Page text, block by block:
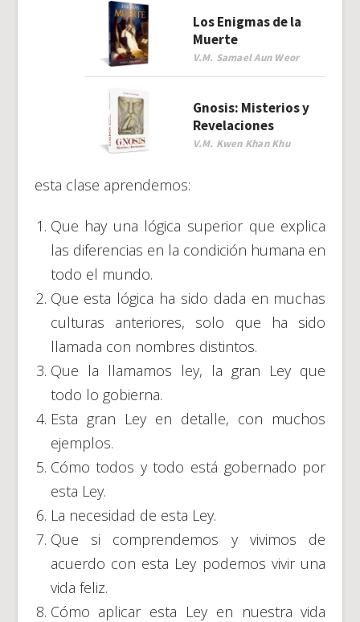
Los Enigmas de la
Muerte
V.M. Samael Aun Weor
Gnosis: Misterios y
Revelaciones
V.M. Kwen Khan Khu
esta clase aprendemos:
Que hay una lógica superior que explica
las diferencias en la condición humana en
todo el mundo.
Que esta lógica ha sido dada en muchas
culturas anteriores, solo que ha sido
llamada con nombres distintos.
Que la llamamos ley, la gran Ley que
todo lo gobierna.
Esta gran Ley en detalle, con muchos
ejemplos.
Cómo todos y todo está gobernado por
esta Ley.
La necesidad de esta Ley.
Que si comprendemos y vivimos de
acuerdo con esta Ley podemos vivir una
vida feliz.
Cómo aplicar esta Ley en nuestra vida